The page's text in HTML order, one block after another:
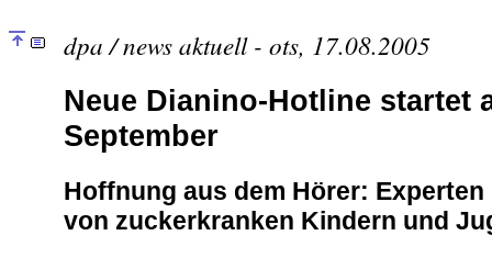
dpa / news aktuell - ots, 17.08.2005
Neue Dianino-Hotline startet
September
Hoffnung aus dem Hörer:
von zuckerkranken Kindern und